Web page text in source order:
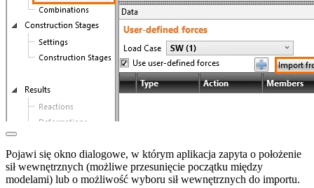
Pojawi się okno dialogowe, w którym aplikacja zapyta o położenie
sił wewnętrznych (możliwe przesunięcie początku między
modelami) lub o możliwość wyboru sił wewnętrznych do importu.